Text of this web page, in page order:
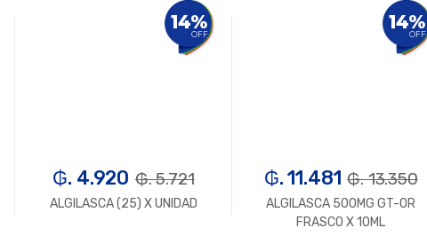
14%
OFF
₲. 4.920 ₲. 5.721
ALGILASCA (25) X UNIDAD
14%
OFF
₲. 11.481 ₲. 13.350
ALGILASCA 500MG GT-OR
FRASCO X 10ML